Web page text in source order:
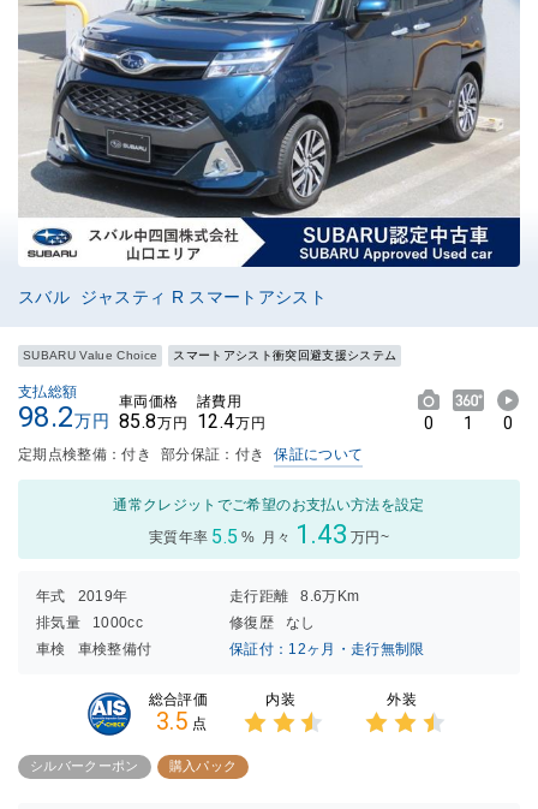
スバル ジャスティ R スマートアシスト
SUBARU Value Choice スマートアシスト衝突回避支援システム
支払総額
98.2万円
車両価格
85.8万円
諸費用
12.4万円 0 1 0
定期点検整備：付き 部分保証：付き 保証について
通常クレジットでご希望のお支払い方法を設定
実質年率 5.5 % 月々 1.43 万円~
年式 2019年 走行距離
8.6万Km
排気量
1000cc 修復歴
なし
車検
車検整備付 保証付：12ヶ月・走行無制限
総合評価
3.5 点
内装
2.5点
外装
シルバークーポン 購入パック